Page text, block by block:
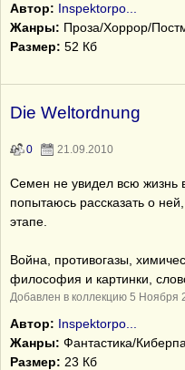
Автор: Inspektorpo...
Жанры: Проза/Хоррор/
Размер: 52 Кб
Die Weltordnung
0 21.09.2010
Семен не увидел всю жизнь
попытаюсь рассказать о
этапе.
Война, противогазы,
философия и картинки,
Добавлен в коллекцию 5 Ноября
Автор: Inspektorpo...
Жанры: Фантастика/
Размер: 23 Кб